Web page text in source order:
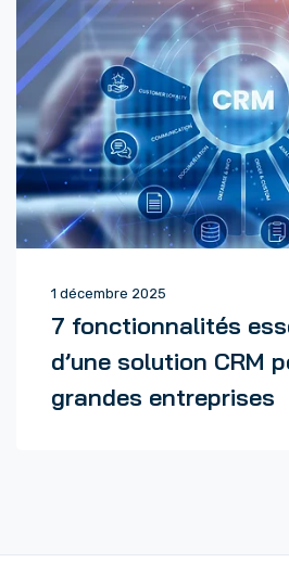
1 décembre 2025
7 fonctionnalités
d’une solution CRM
grandes entreprises